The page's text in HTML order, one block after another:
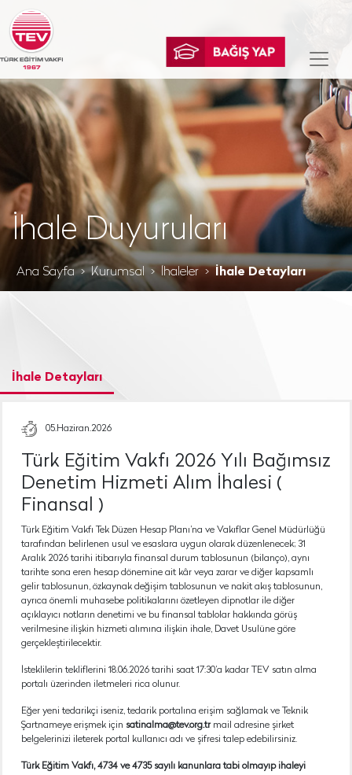
İhale Duyuruları
Ana Sayfa Kurumsal İhaleler İhale Detayları
İhale Detayları
05.Haziran.2026
Türk Eğitim Vakfı 2026 Yılı Bağımsız
Denetim Hizmeti Alım İhalesi (
Finansal )
Türk Eğitim Vakfı Tek Düzen Hesap Planı’na ve Vakıflar Genel Müdürlüğü
tarafından belirlenen usul ve esaslara uygun olarak düzenlenecek; 31
Aralık 2026 tarihi itibarıyla finansal durum tablosunun (bilanço), aynı
tarihte sona eren hesap dönemine ait kâr veya zarar ve diğer kapsamlı
gelir tablosunun, özkaynak değişim tablosunun ve nakit akış tablosunun,
ayrıca önemli muhasebe politikalarını özetleyen dipnotlar ile diğer
açıklayıcı notların denetimi ve bu finansal tablolar hakkında görüş
verilmesine ilişkin hizmeti alımına ilişkin ihale, Davet Usulüne göre
gerçekleştirilecektir.
İsteklilerin tekliflerini 18.06.2026 tarihi saat 17:30’a kadar TEV satın alma
portalı üzerinden iletmeleri rica olunur.
Eğer yeni tedarikçi iseniz, tedarik portalına erişim sağlamak ve Teknik
Şartnameye erişmek için satinalma@tev.org.trmail adresine şirket
belgelerinizi ileterek portal kullanıcı adı ve şifresi talep edebilirsiniz.
Türk Eğitim Vakfı, 4734 ve 4735 sayılı kanunlara tabi olmayıp ihaleyi